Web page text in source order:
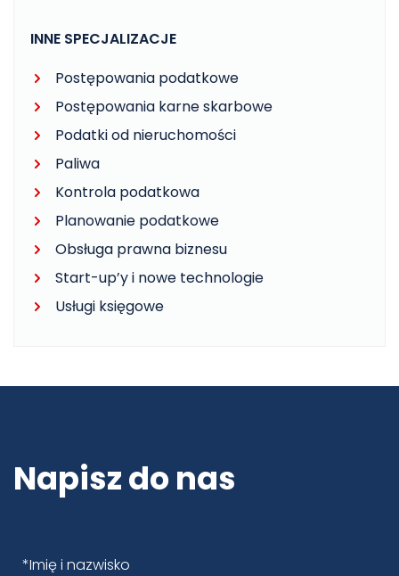
INNE SPECJALIZACJE
Postępowania podatkowe
Postępowania karne skarbowe
Podatki od nieruchomości
Paliwa
Kontrola podatkowa
Planowanie podatkowe
Obsługa prawna biznesu
Start-up’y i nowe technologie
Usługi księgowe
Napisz do nas
*Imię i nazwisko